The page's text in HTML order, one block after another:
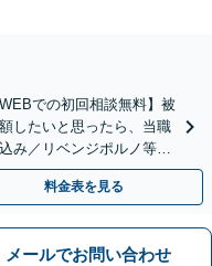
での初回相談無料】被
したいと思ったら、当職
み／リベンジポルノ等、
の相談も可】
料金表を見る
メールでお問い合わせ